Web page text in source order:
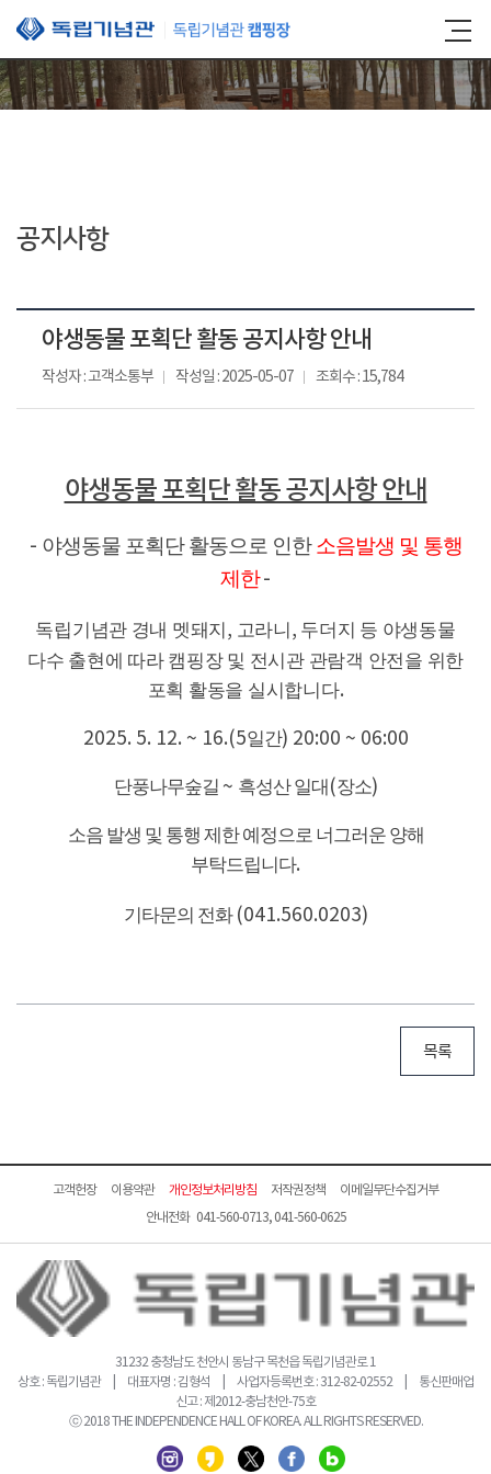
본문 바로가기
공지사항
야생동물 포획단 활동 공지사항 안내
작성자 : 고객소통부 작성일 : 2025-05-07 조회수 : 15,784
야생동물 포획단 활동 공지사항 안내
- 야생동물 포획단 활동으로 인한소음발생 및 통행
제한-
독립기념관 경내 멧돼지 , 고라니 , 두더지 등 야생동물
다수 출현에 따라 캠핑장 및 전시관 관람객 안전을 위한
포획 활동을 실시합니다.
2025. 5. 12. ~ 16.(5일간) 20:00 ~ 06:00
단풍나무숲길 ~ 흑성산 일대 (장소)
소음 발생 및 통행 제한 예정으로 너그러운 양해
부탁드립니다.
기타문의 전화 (041.560.0203)
목록
고객헌장 이용약관 개인정보처리방침 저작권정책
이메일무단수집거부
안내전화 041-560-0713, 041-560-0625
31232 충청남도 천안시 동남구 목천읍 독립기념관로 1
상호 : 독립기념관 | 대표자명 : 김형석 | 사업자등록번호 : 312-82-02552 | 통신판매업
신고 : 제2012-충남천안-75호
ⓒ 2018 THE INDEPENDENCE HALL OF KOREA. ALL RIGHTS RESERVED.